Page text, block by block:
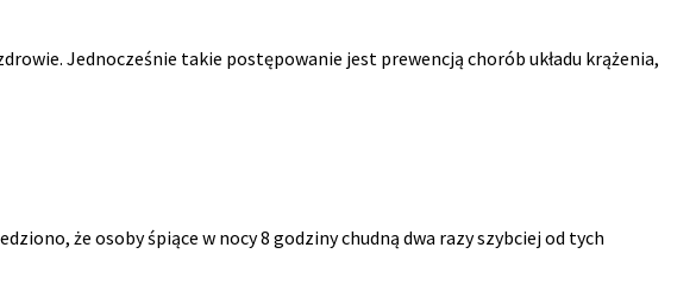
Jednocześnie takie postępowanie jest prewencją chorób układu krążenia,
że osoby śpiące w nocy 8 godziny chudną dwa razy szybciej od tych